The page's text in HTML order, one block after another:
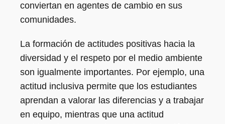
conviertan en agentes de cambio en sus
comunidades.
La formación de actitudes positivas hacia la
diversidad y el respeto por el medio ambiente
son igualmente importantes. Por ejemplo, una
actitud inclusiva permite que los estudiantes
aprendan a valorar las diferencias y a trabajar
en equipo, mientras que una actitud